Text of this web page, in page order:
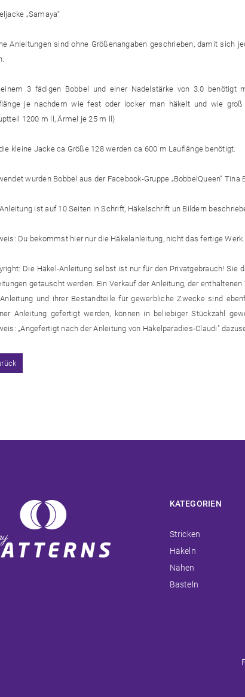
„Samaya“
Anleitungen sind ohne Größenangaben geschrieben, damit sich
3 fädigen Bobbel und einer Nadelstärke von 3.0 benötigt
je nachdem wie fest oder locker man häkelt und wie
1200 m ll, Ärmel je 25 m ll)
kleine Jacke ca Größe 128 werden ca 600 m Lauflänge benötigt.
wurden Bobbel aus der Facebook-Gruppe „BobbelQueen“ Tina
ist auf 10 Seiten in Schrift, Häkelschrift un Bildern
Du bekommst hier nur die Häkelanleitung, nicht das fertige Werk.
Die Häkel-Anleitung selbst ist nur für den Privatgebrauch! Sie
getauscht werden. Ein Verkauf der Anleitung, der
und ihrer Bestandteile für gewerbliche Zwecke sind
Anleitung gefertigt werden, können in beliebiger Stückzahl
„Angefertigt nach der Anleitung von Häkelparadies-Claudi"
KATEGORIEN
Navigation
überspringen
Stricken
Häkeln
Nähen
Basteln